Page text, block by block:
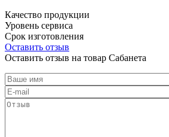
Качество продукции
Уровень сервиса
Срок изготовления
Оставить отзыв
Оставить отзыв на товар Сабанета